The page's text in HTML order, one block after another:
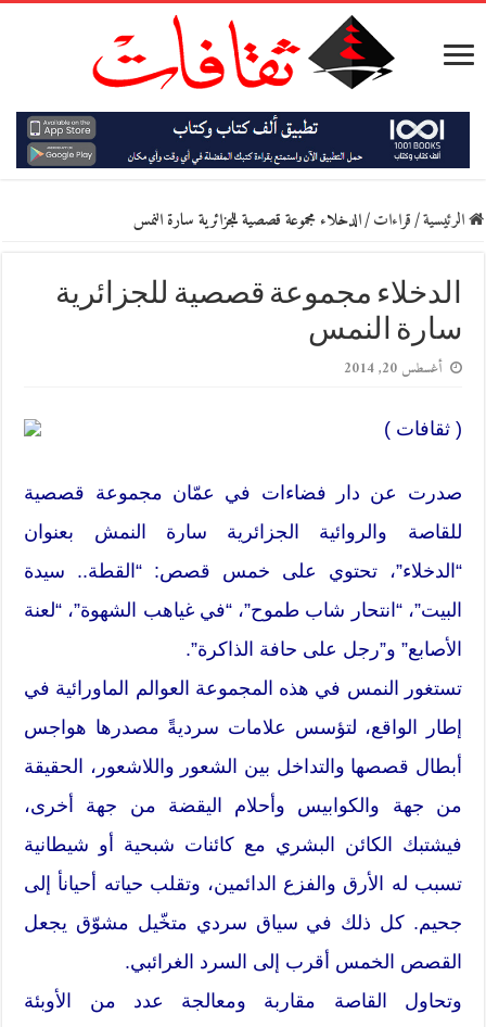
الرئيسية/قراءات/الدخلاء مجموعة قصصية للجزائرية سارة النمس
الدخلاء مجموعة قصصية للجزائرية
سارة النمس
أغسطس 20, 2014
( ثقافات )
صدرت عن دار فضاءات في عمّان مجموعة قصصية
للقاصة والروائية الجزائرية سارة النمش بعنوان
“الدخلاء”، تحتوي على خمس قصص: “القطة.. سيدة
البيت”، “انتحار شاب طموح”، “في غياهب الشهوة”، “لعنة
الأصابع” و”رجل على حافة الذاكرة”.
تستغور النمس في هذه المجموعة العوالم الماورائية في
إطار الواقع، لتؤسس علامات سرديةً مصدرها هواجس
أبطال قصصها والتداخل بين الشعور واللاشعور، الحقيقة
من جهة والكوابيس وأحلام اليقضة من جهة أخرى،
فيشتبك الكائن البشري مع كائنات شبحية أو شيطانية
تسبب له الأرق والفزع الدائمين، وتقلب حياته أحيانأ إلى
جحيم. كل ذلك في سياق سردي متخّيل مشوّق يجعل
القصص الخمس أقرب إلى السرد الغرائبي.
وتحاول القاصة مقاربة ومعالجة عدد من الأوبئة